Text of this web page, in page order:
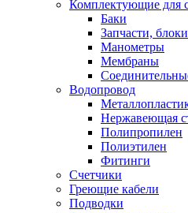
Комплектующие для
Баки
Запчасти, блоки
Манометры
Мембраны
Водопровод
Нержавеющая
Полипропилен
Полиэтилен
Фитинги
Счетчики
Греющие кабели
Подводки